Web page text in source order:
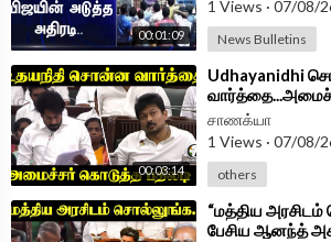
Android App -https://play.google.com/
com.
00:01:09
1 Views · 07/08/
News Bulletins
00:03:14
⁣Udhayanidhi
Minister Vinoth
Assembly 2026
சாணக்யா
1 Views · 07/08/
others
⁣“மத்திய
பேசிய ஆனந்த்